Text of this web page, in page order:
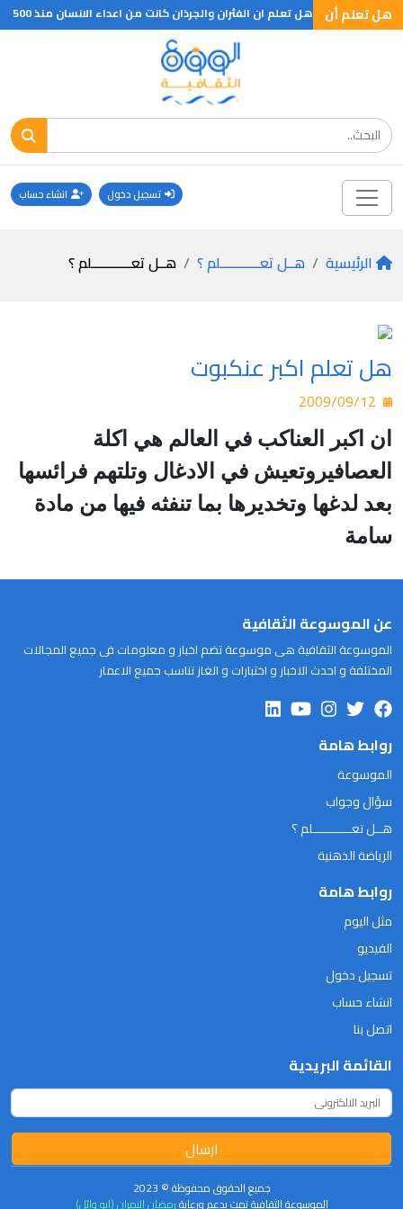
هل تعلم أن
تعلم ان ؟ هل تعلم ان الفئران والجرذان كانت من اعداء الانسان منذ 500 سنة مضت حيث كانت تلتهم ما يخزنه من حبوب وغلال ولذا لجأت الامم القديمة لشراء القطط ومعاملتها معاملة لطيفة ولكونها اليفة فقد كان ينظر اليها كحيوانات مقدسة تعبد وتحنط بعد موتها عند قدماء المصريين وذلك لانها كانت تحارب الفئران وتحمي الحبوب للانسان وقد حل محلها الان وسائل اخرى وهي الغازات والتبخير
تسجيل دخول انشاء حساب
الرئيسية هــل تعـــــــــــلم ؟ هــل تعـــــــــــلم ؟
هل تعلم اكبر عنكبوت
ان اكبر العناكب في العالم هي اكلة
العصافيروتعيش في الادغال وتلتهم فرائسها
بعد لدغها وتخديرها بما تنفثه فيها من مادة
سامة
عن الموسوعة الثقافية
الموسوعة الثقافية هى موسوعة تضم اخبار و معلومات فى جميع المجالات
المختلفة و احدث الاخبار و اختبارات و الغاز تناسب جميع الاعمار
روابط هامة
الموسوعة
سؤال وجواب
هــل تعـــــــــــلم ؟
الرياضة الذهنية
روابط هامة
مثل اليوم
الفيديو
تسجيل دخول
انشاء حساب
اتصل بنا
القائمة البريدية
ارسال
جميع الحقوق محفوظة © 2023
الموسوعة الثقافية تمت بدعم ورعايةرمضان النمران (ابو وائل)